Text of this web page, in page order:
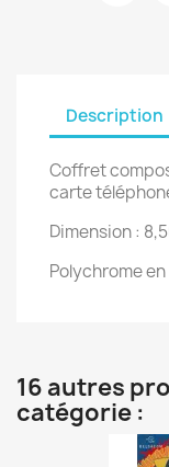
Description
Coffret
carte
Dimension :
Polychrome
16 autres
catégorie :